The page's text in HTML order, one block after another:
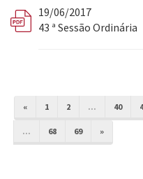
19/06/2017
43 ª Sessão Ordinária
« 1 2 ... 40
... 68 69 »